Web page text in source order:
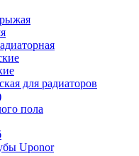
для радиаторов
пола
Uponor